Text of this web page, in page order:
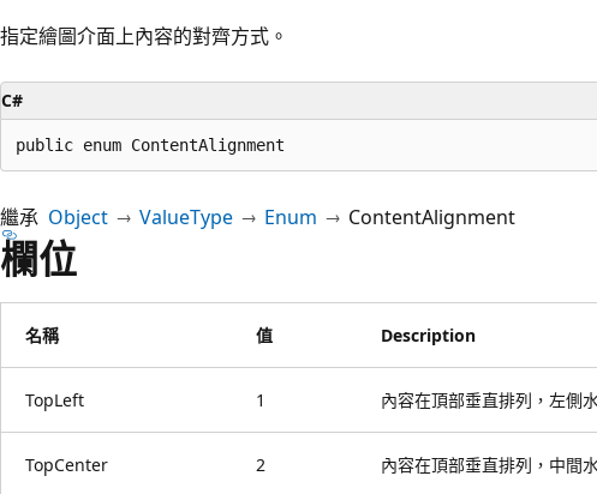
指定繪圖介面上內容的對齊方式。
C#
public enum ContentAlignment
繼承 Object ValueType Enum ContentAlignment
欄位
名稱 值 Description
TopLeft 1 內容在頂部垂直排列，左側
TopCenter 2 內容在頂部垂直排列，中間